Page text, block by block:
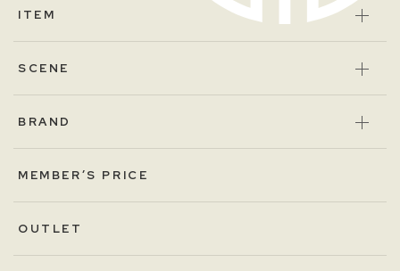
ITEM
SCENE
BRAND
MEMBER’S PRICE
OUTLET